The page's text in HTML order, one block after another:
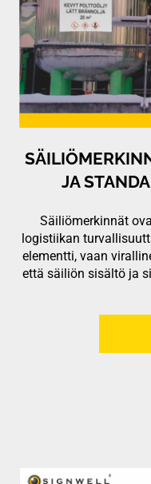
JA
Säiliömerkinnät
logistiikan
elementti, vaan
että säiliön sisältö ja